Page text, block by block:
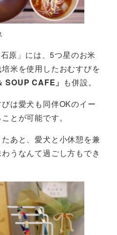
原」には、5つ星のお米
米を使用したおむすびを
SOUP CAFE」 も併設。
は愛犬も同伴OKのイー
とが可能です。
あと、愛犬と小休憩を兼
うなんて過ごし方もでき